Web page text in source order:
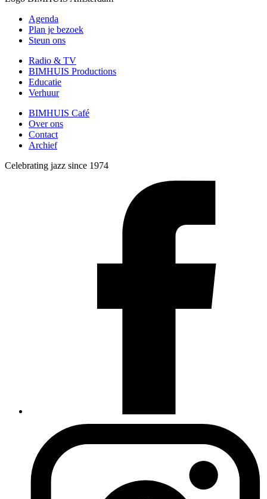
Agenda
Plan je bezoek
Steun ons
Radio & TV
BIMHUIS Productions
Educatie
Verhuur
BIMHUIS Café
Over ons
Contact
Archief
Celebrating jazz since 1974